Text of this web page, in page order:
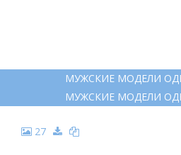
МУЖСКИЕ МОДЕЛИ
МУЖСКИЕ МОДЕЛИ
27